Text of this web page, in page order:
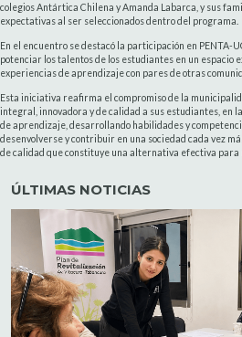
colegios Antártica Chilena y Amanda Labarca, y sus
expectativas al ser seleccionados dentro del programa.
En el encuentro se destacó la participación en PENTA-
potenciar los talentos de los estudiantes en un espacio
experiencias de aprendizaje con pares de otras
Esta iniciativa reafirma el compromiso de la
integral, innovadora y de calidad a sus estudiantes, en
de aprendizaje, desarrollando habilidades y
desenvolverse y contribuir en una sociedad cada vez
de calidad que constituye una alternativa efectiva para
ÚLTIMAS NOTICIAS